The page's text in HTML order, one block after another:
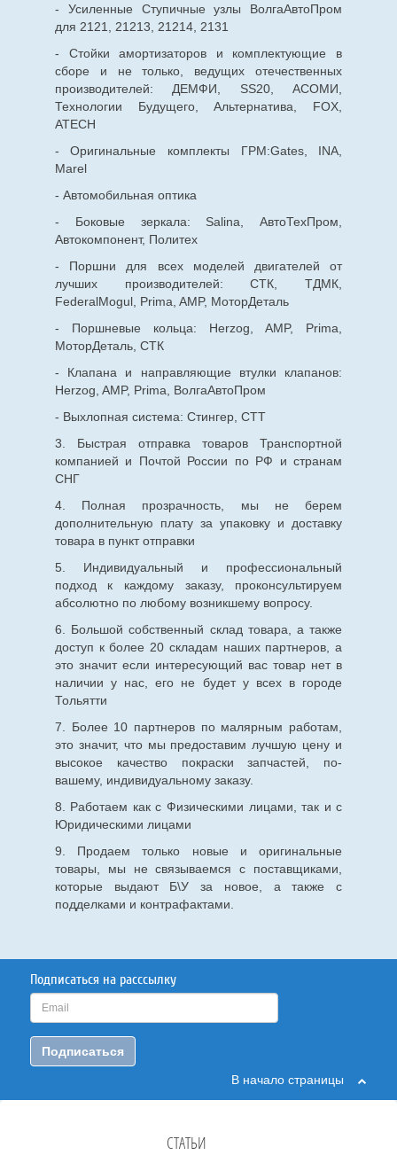
- Усиленные Ступичные узлы ВолгаАвтоПром
для 2121, 21213, 21214, 2131
- Стойки амортизаторов и комплектующие в
сборе и не только, ведущих отечественных
производителей: ДЕМФИ, SS20, АСОМИ,
Технологии Будущего, Альтернатива, FOX,
ATECH
- Оригинальные комплекты ГРМ:Gates, INA,
Marel
- Автомобильная оптика
- Боковые зеркала: Salina, АвтоТехПром,
Автокомпонент, Политех
- Поршни для всех моделей двигателей от
лучших производителей: СТК, ТДМК,
FederalMogul, Prima, AMP, МоторДеталь
- Поршневые кольца: Herzog, AMP, Prima,
МоторДеталь, СТК
- Клапана и направляющие втулки клапанов:
Herzog, AMP, Prima, ВолгаАвтоПром
- Выхлопная система: Стингер, СТТ
3. Быстрая отправка товаров Транспортной
компанией и Почтой России по РФ и странам
СНГ
4. Полная прозрачность, мы не берем
дополнительную плату за упаковку и доставку
товара в пункт отправки
5. Индивидуальный и профессиональный
подход к каждому заказу, проконсультируем
абсолютно по любому возникшему вопросу.
6. Большой собственный склад товара, а также
доступ к более 20 складам наших партнеров, а
это значит если интересующий вас товар нет в
наличии у нас, его не будет у всех в городе
Тольятти
7. Более 10 партнеров по малярным работам,
это значит, что мы предоставим лучшую цену и
высокое качество покраски запчастей, по-
вашему, индивидуальному заказу.
8. Работаем как с Физическими лицами, так и с
Юридическими лицами
9. Продаем только новые и оригинальные
товары, мы не связываемся с поставщиками,
которые выдают Б\У за новое, а также с
подделками и контрафактами.
Подписаться на расссылку
Подписаться
В начало страницы
СТАТЬИ